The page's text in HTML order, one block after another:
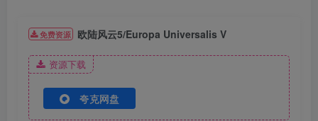
免费资源 欧陆风云5/Europa Universalis V
资源下载
夸克网盘